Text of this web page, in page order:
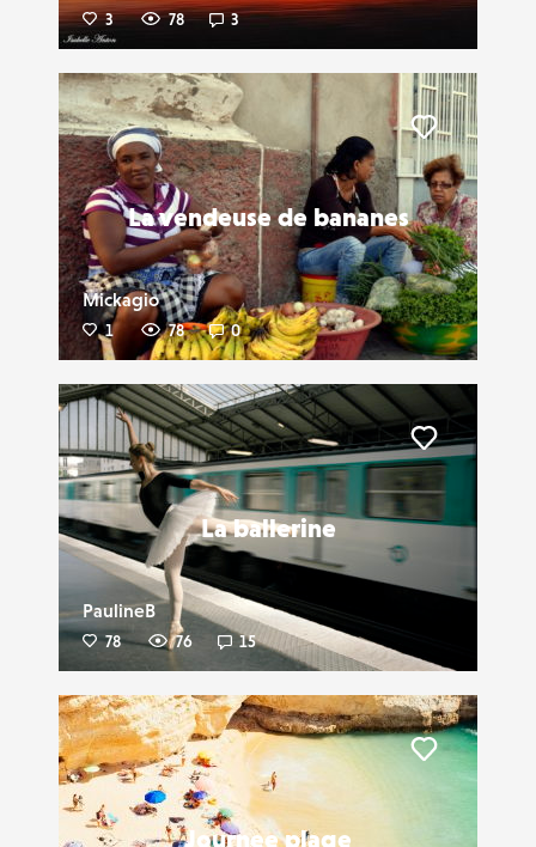
3 78 3
La vendeuse de bananes
Mickagio
1 78 0
Liker
La ballerine
PaulineB
78 76 15
Liker
Journee plage
Liker